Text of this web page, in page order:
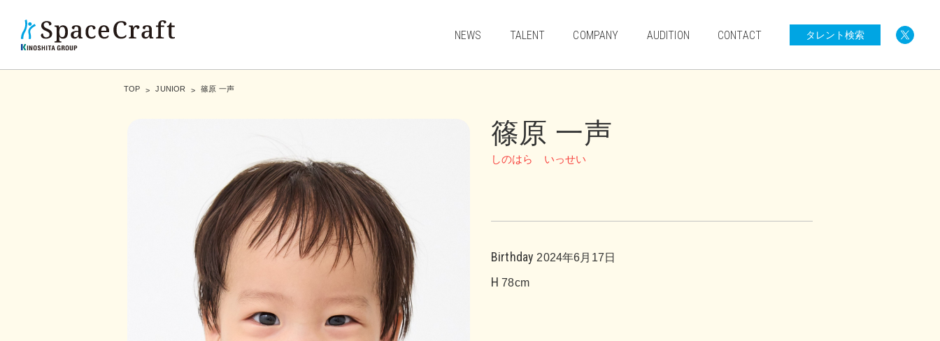
NEWS TALENT
JUNIOR
ARTIST & CULTURE
COMPANY AUDITION CONTACT タレント検索
TOP JUNIOR 篠原 一声
篠原 一声
しのはら いっせい
Birthday 2024年6月17日
H 78cm